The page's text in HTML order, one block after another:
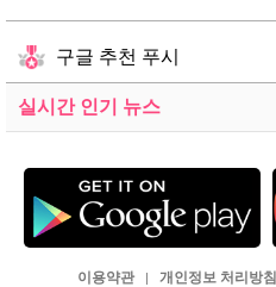
구글 추천 푸시
실시간 인기 뉴스
이용약관 개인정보 처리방침